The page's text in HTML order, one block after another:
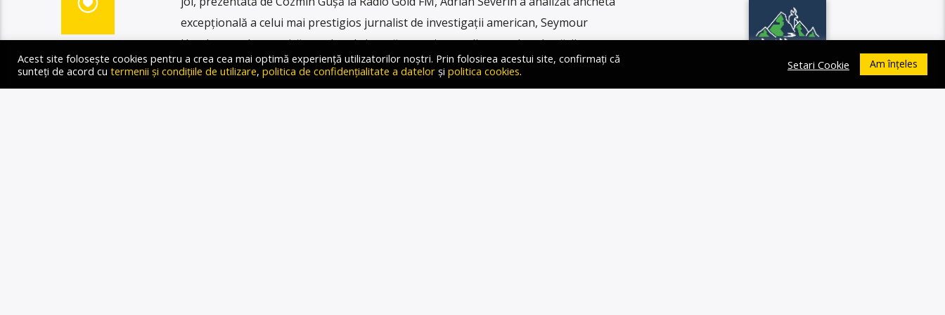
excepțională a celui mai prestigios jurnalist de investigații american, Seymour
Hersh, care deconspiră tot planul și toată organizarea din spatele sabotării
conductelor Nord Stream. După cum prezintă […]
Acest site folosește cookies pentru a crea cea mai optimă experiență utilizatorilor noștri. Prin folosirea acestui site, confirmați că
sunteți de acord cu termenii și condițiile de utilizare, politica de confidențialitate a datelor și politica cookies. Setari Cookie Am înțeles